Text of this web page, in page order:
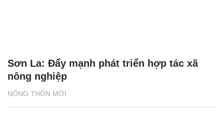
NÔNG THÔN MỚI
Sơn La: Đẩy mạnh phát triển hợp tác xã
nông nghiệp